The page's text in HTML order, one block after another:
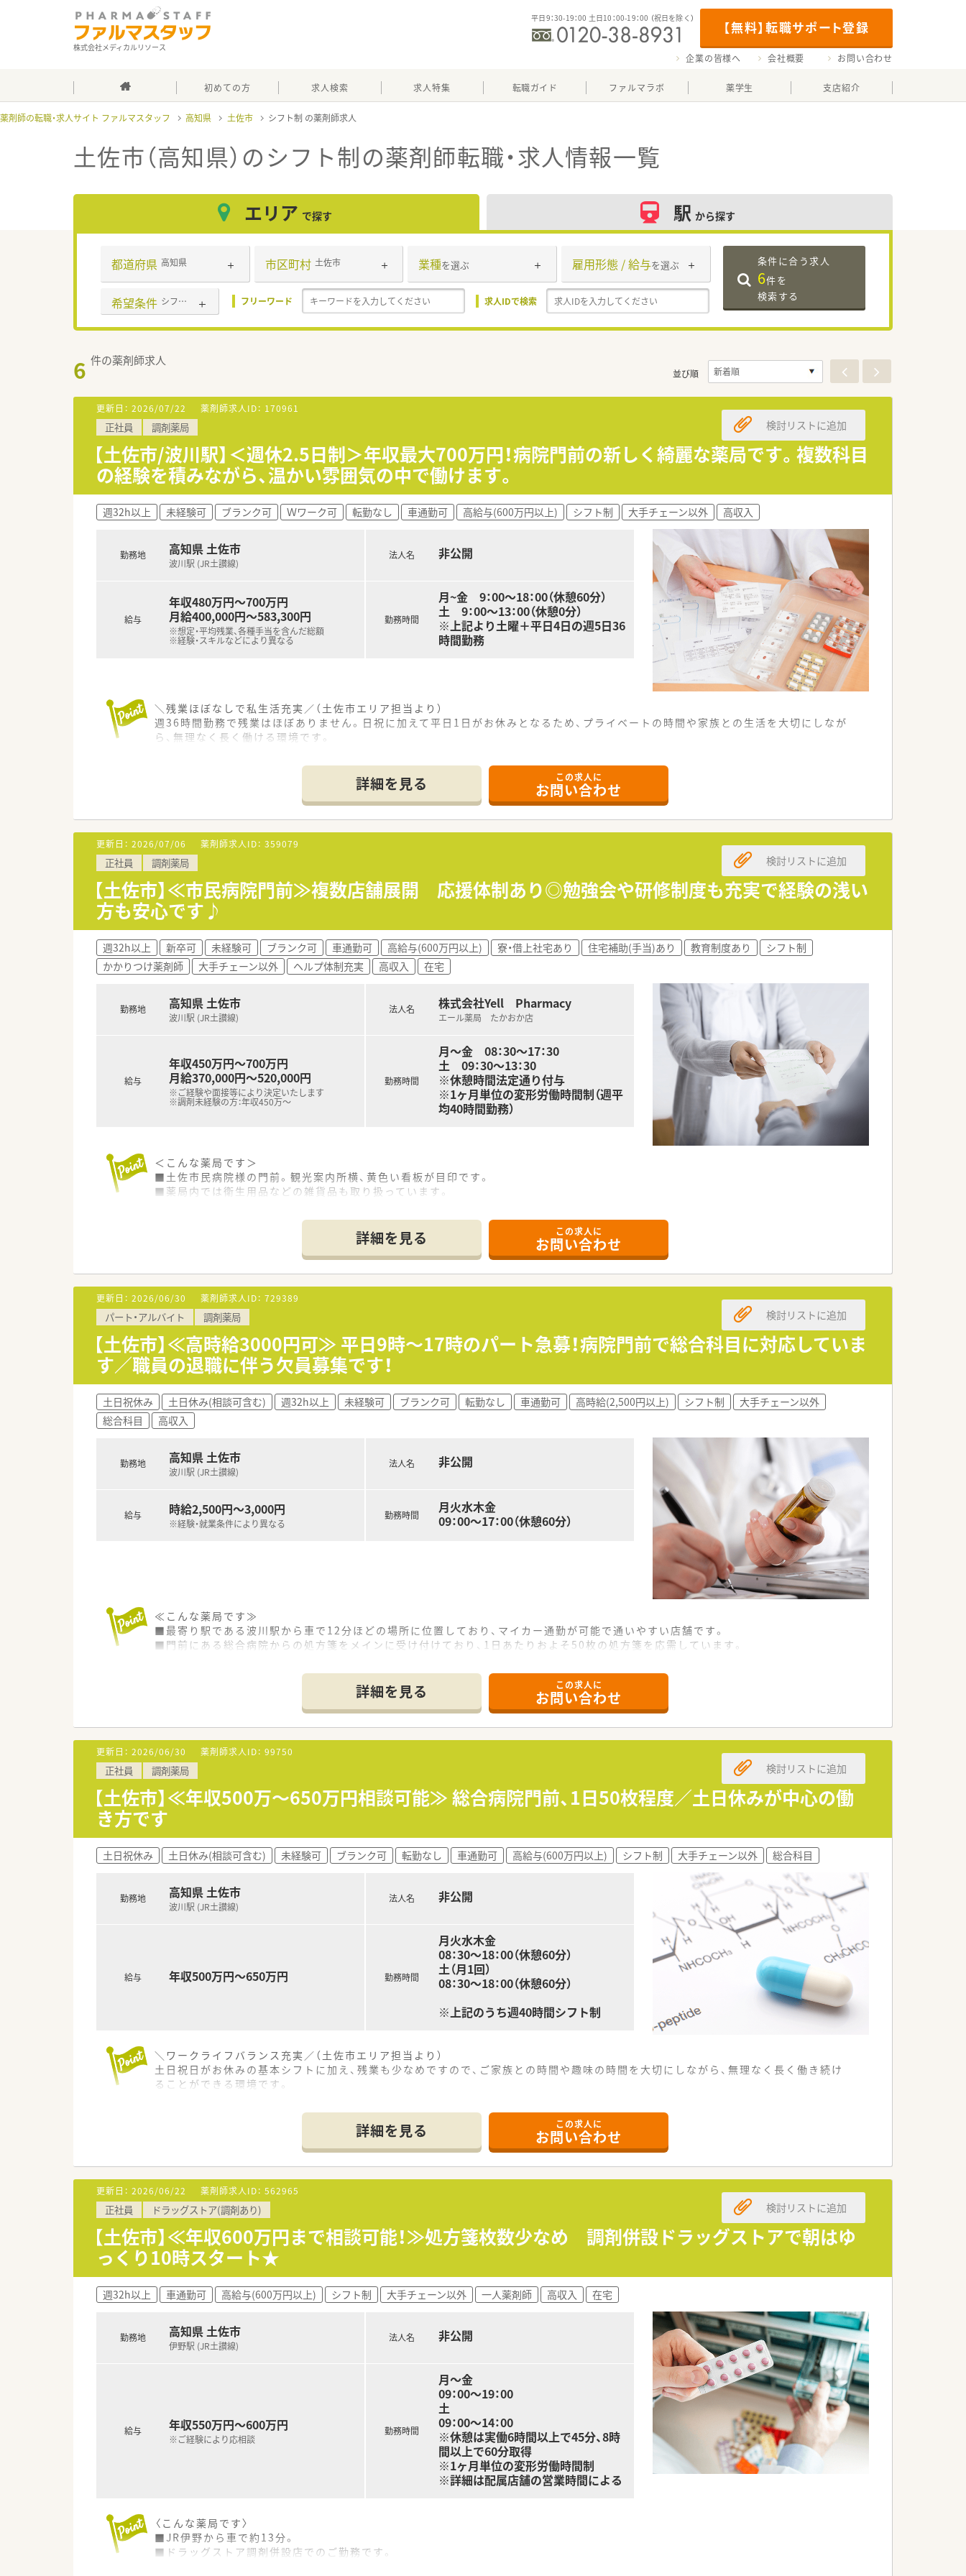
株式会社メディカルリソース
【無料】転職サポート登録
平日9：30-19：00 土日10：00-19：00 （祝日を除く）
企業の皆様へ 会社概要 お問い合わせ
初めての方 求人検索 求人特集 転職ガイド ファルマラボ 薬学生 支店紹介
薬剤師の転職・求人サイト ファルマスタッフ 高知県 土佐市 シフト制
土佐市（高知県）のシフト制の薬剤師転職・求人情報一覧
エリア で探す 駅 から探す
都道府県 高知県 市区町村 土佐市 業種を選ぶ 雇用形態 / 給与を選ぶ
希望条件 シフト制 フリーワード 求人IDで検索
条件に合う求人
6件を
検索する
6 件の薬剤師求人
並び順
更新日： 2026/07/22 薬剤師求人ID： 170961
正社員 調剤薬局
【土佐市/波川駅】＜週休2.5日制＞年収最大700万円！病院門前の新しく綺麗な薬局です。複数科目
の経験を積みながら、温かい雰囲気の中で働けます。
検討リストに追加
週32h以上 未経験可 ブランク可 Ｗワーク可 転勤なし 車通勤可 高給与(600万円以上) シフト制 大手チェーン以外 高収入
勤務地 高知県 土佐市
波川駅 (JR土讃線)
給与
年収480万円～700万円
月給400,000円～583,300円
※想定・平均残業、各種手当を含んだ総額
※経験・スキルなどにより異なる
法人名 非公開
勤務時間
月~金 9：00～18：00（休憩60分）
土 9：00～13：00（休憩0分）
※上記より土曜＋平日4日の週5日36
時間勤務
＼残業ほぼなしで私生活充実／（土佐市エリア担当より）
週36時間勤務で残業はほぼありません。日祝に加えて平日1日がお休みとなるため、プライベートの時間や家族との生活を大切にしなが
ら、無理なく長く働ける環境です。
【店舗情報と応需状況について】
■最寄り駅はJR土讃線の波川駅で、駅から車で12分の閑静なエリアに位置しており、マイカーでの通勤が非常に便利です。
■内科や眼科を中心に幅広い科目を1日平均60枚応需しているほか、施設や個人の在宅業務にも丁寧に対応しています。
■職場には常勤薬剤師が2名とパートが2から3名在籍しており、常時2から3名の体制で業務に臨んでいます。
【募集背景と求める人物像について】
■今回は体制の維持とさらなる充実を目指した欠員補充および定期採用として、新たな正社員の募集を開始しました。
■年齢は50代までの方を広く受け入れており、未経験やブランクがある方であっても人柄を重視して採用します。
■周囲のスタッフと協力しながら、患者様に対して明るく温かいコミュニケーションを取れる方を求めています。
【法人特徴について】
■高知県土佐市において地域に密着した調剤薬局を1店舗展開しており、地元の健康を支える存在となっています。
■代表を務めるご夫婦がともに30代後半から40代前半の薬剤師であり、現在も現場の第一線で活躍しています。
■今後はさらに高知県内での新規出店も視野に入れており、将来的な事業拡大に向けて成長を続けている企業です。
詳細を見る この求人に
お問い合わせ
更新日： 2026/07/06 薬剤師求人ID： 359079
正社員 調剤薬局
【土佐市】≪市民病院門前≫複数店舗展開 応援体制あり◎勉強会や研修制度も充実で経験の浅い
方も安心です♪
検討リストに追加
週32h以上 新卒可 未経験可 ブランク可 車通勤可 高給与(600万円以上) 寮・借上社宅あり 住宅補助(手当)あり 教育制度あり
シフト制
かかりつけ薬剤師
大手チェーン以外 ヘルプ体制充実 高収入 在宅
勤務地 高知県 土佐市
波川駅 (JR土讃線)
給与
年収450万円～700万円
月給370,000円～520,000円
※ご経験や面接等により決定いたします
※調剤未経験の方：年収450万～
法人名 株式会社Yell Pharmacy
エール薬局 たかおか店
勤務時間
月～金 08：30～17：30
土 09：30～13：30
※休憩時間法定通り付与
※1ヶ月単位の変形労働時間制（週平
均40時間勤務）
＜こんな薬局です＞
■土佐市民病院様の門前。観光案内所横、黄色い看板が目印です。
■薬局内では衛生用品などの雑貨品も取り扱っています。
■調剤・投薬・監査等、外来処方箋の対応全般をお願いいたします。
■消化器内科、循環器内科、呼吸器内科、神経内科、外科、眼科、耳鼻咽喉科、整形外科、脳神経外科、泌尿器科、婦人科、小児科、精神科、皮
膚科など、様々な領域の処方箋を受けています。
■処方箋枚数は1日あたり平均70枚です。
■投薬口は2箇所、立ち投薬です。
■在宅業務も患者様のご要望に応じて対応されています。
ご経験や入社後の状況に応じてご担当頂く可能性もございます。
＜研修制度＞
■ご入職後は店舗での実務を通じて一連の流れを習得頂きます。
ベテランの社員さんもおられますので安心です。
■認定薬剤師取得サポートとしてe-ラーニングの利用が可能です。
■1年に3回（3月、7月、11月）グループ内の薬剤師・看護師・ケアマネージャー・看護師・事務職全ての職員を集めての勉強会を開かれてい
ます。薬の知識だけでなく、安全管理の取り組みや外部の専門家による接遇研修等も行われています。
■保険薬局での勤務未経験の方に対しても、電子薬歴の使用方法や調剤報酬の算定方法等の教育カリキュラムをご準備されています。
■希望制となりますが、職員研修の一環として医療機関のご協力のもと、4～6カ月の病院研修も行われています。
■高知県内を中心にグループ全体で32店舗展開中です。今後も県内・県外にて店舗を増やしていく方針です。
■総合病院門前、クリニック門前など様々な形態の店舗を展開されており、ご経験に応じて配属店舗や在宅専任薬剤師としての業務など
■1年に1回以上学会に参加されており、学会発表チームを立ち上げ、日々の業務で感じたことや、患者さまからの要望などを議論して発
等）を導入されています。
＜こんな方にもオススメ＞
■研修制度が充実している企業をご希望の方
■外来対応だけでなく、在宅業務など幅広く経験していきたい方
等 少しでも気になる方はお気軽にお問い合わせ下さい。
詳細を見る この求人に
お問い合わせ
更新日： 2026/06/30 薬剤師求人ID： 729389
パート・アルバイト 調剤薬局
【土佐市】≪高時給3000円可≫ 平日9時～17時のパート急募！病院門前で総合科目に対応していま
す／職員の退職に伴う欠員募集です！
検討リストに追加
土日祝休み 土日休み(相談可含む) 週32h以上 未経験可 ブランク可 転勤なし 車通勤可 高時給(2,500円以上) シフト制
大手チェーン以外
総合科目
高収入
勤務地 高知県 土佐市
波川駅 (JR土讃線)
給与 時給2,500円～3,000円
※経験・就業条件により異なる
法人名 非公開
勤務時間
月火水木金
09：00～17：00（休憩60分）
≪こんな薬局です≫
■最寄り駅である波川駅から車で12分ほどの場所に位置しており、マイカー通勤が可能で通いやすい店舗です。
■門前にある総合病院からの処方箋をメインに受け付けており、1日あたりおよそ50枚の処方箋を応需しています。
■平日17時までの勤務になるので、ご家庭やプライベートの事情がある方も安心して働けます
時給2500円～、認定資格をお持ちであれば3000円も可能です
■ブランクからの復帰や病院門前でチャレンジしたい方！
フォロー体制があるので安心してスタートできます◎
詳細を見る この求人に
お問い合わせ
更新日： 2026/06/30 薬剤師求人ID： 99750
正社員 調剤薬局
【土佐市】≪年収500万～650万円相談可能≫ 総合病院門前、1日50枚程度／土日休みが中心の働
き方です
検討リストに追加
土日祝休み 土日休み(相談可含む) 未経験可 ブランク可 転勤なし 車通勤可 高給与(600万円以上) シフト制 大手チェーン以外 総合科目
勤務地 高知県 土佐市
波川駅 (JR土讃線)
給与 年収500万円～650万円
法人名 非公開
勤務時間
月火水木金
08：30～18：00（休憩60分）
土（月1回）
08：30～18：00（休憩60分）
※上記のうち週40時間シフト制
＼ワークライフバランス充実／（土佐市エリア担当より）
土日祝日がお休みの基本シフトに加え、残業も少なめですので、ご家族との時間や趣味の時間を大切にしながら、無理なく長く働き続け
ることができる環境です。
■最寄り駅である波川駅から車で12分ほどの場所に位置しており、マイカー通勤が可能で通いやすい店舗です。
■近隣にある総合病院からの処方箋をメインに受け付けており、1日あたりおよそ50枚の処方箋を応需しています。
■薬剤師が常時3名から4名体制で勤務しておりますので、一人当たりの負担が少なく落ち着いて業務に取り組めます。
【法人特徴について】
■地域に根ざした医療提供を目指しており、患者様一人ひとりに寄り添った丁寧な服薬指導を心掛けている企業です。
■従業員が働きやすい環境作りを推進しており、福利厚生の充実や柔軟な働き方の実現に積極的に取り組んでいます。
■教育研修制度の充実にも力を入れており、薬剤師としての継続的なスキルアップを会社全体で支援する体制です。
【こんな取り組みをしています】
■過度な残業が発生しないようにシフトの調整や人員配置を工夫しており、労働環境の継続的な改善に努めています。
■業務の効率化を図るために最新の調剤機器やシステムの導入を検討し、スタッフの負担軽減に向けた取り組みを実施中です。
■地域住民の方々の健康相談に積極的に乗ることで、地域の健康拠点として信頼される薬局作りを日々目指しています。
詳細を見る この求人に
お問い合わせ
更新日： 2026/06/22 薬剤師求人ID： 562965
正社員 ドラッグストア(調剤あり)
【土佐市】≪年収600万円まで相談可能！≫処方箋枚数少なめ 調剤併設ドラッグストアで朝はゆ
っくり10時スタート★
検討リストに追加
週32h以上 車通勤可 高給与(600万円以上) シフト制 大手チェーン以外 一人薬剤師 高収入 在宅
勤務地 高知県 土佐市
伊野駅 (JR土讃線)
給与 年収550万円～600万円
※ご経験により応相談
法人名 非公開
勤務時間
月～金
09：00～19：00
土
09：00～14：00
※休憩は実働6時間以上で45分、8時
間以上で60分取得
※1ヶ月単位の変形労働時間制
※詳細は配属店舗の営業時間による
〈こんな薬局です〉
■JR伊野から車で約13分。
■ドラッグストア調剤併設店でのご勤務です。